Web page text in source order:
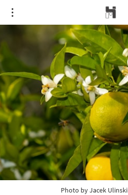
Photo by Jacek Ulinski